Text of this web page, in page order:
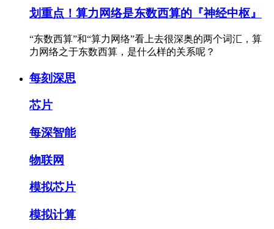
划重点！算力网络是东数西算的『神经中枢』
“东数西算”和“算力网络”看上去很深奥的两个词汇，算
力网络之于东数西算，是什么样的关系呢？
每刻深思
芯片
每深智能
物联网
模拟芯片
模拟计算